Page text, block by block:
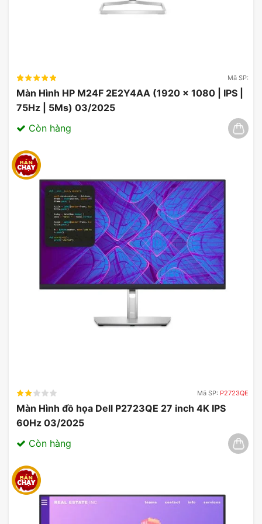
Màn Hình Gaming MSI MAG 275F 27 inch FHD IPS
Hiệu suất & Trải nghiệm Gaming
Hiệu suất hình ảnh
Màn hình 275F được trang bị công nghệ IPS, mang
đến khả năng hiển thị màu sắc chính xác và góc
nhìn rộng. Điều này là cực kỳ quan trọng trong thế
giới game, nơi mà màu sắc và chi tiết hình ảnh có
thể ảnh hưởng lớn đến trải nghiệm chơi game. Với
độ phân giải FHD, hình ảnh sắc nét và chân thực
hơn bao giờ hết, cho phép bạn tận hưởng các trò
chơi yêu thích của mình mà không bỏ lỡ bất kỳ chi
Màn Hình Gaming MSI MAG 275F 27 inch FHD IPS
Mã SP:
Màn Hình HP M24F 2E2Y4AA (1920 x 1080 | IPS |
75Hz | 5Ms) 03/2025
Còn hàng
Mã SP: P2723QE
Màn Hình đồ họa Dell P2723QE 27 inch 4K IPS
60Hz 03/2025
Còn hàng